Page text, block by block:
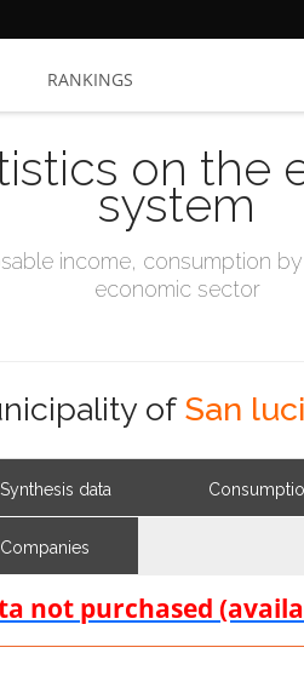
RANKINGS
on
system
income, consumption
economic sector
of San
Synthesis data
Companies
not purchased